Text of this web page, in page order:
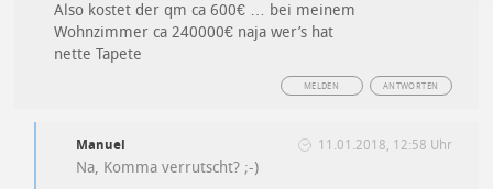
Also kostet der qm ca 600€ … bei meinem
Wohnzimmer ca 240000€ naja wer’s hat
nette Tapete
ANTWORTEN
MELDEN
Manuel 11.01.2018, 12:58 Uhr
Na, Komma verrutscht? ;-)